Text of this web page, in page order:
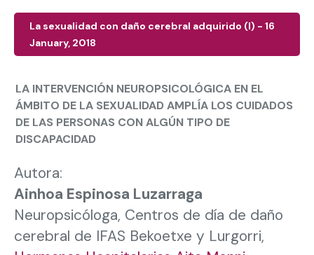
La sexualidad con daño cerebral adquirido (I) - 16
January, 2018
LA INTERVENCIÓN NEUROPSICOLÓGICA EN EL
ÁMBITO DE LA SEXUALIDAD AMPLÍA LOS CUIDADOS
DE LAS PERSONAS CON ALGÚN TIPO DE
DISCAPACIDAD
Autora:
Ainhoa Espinosa Luzarraga
Neuropsicóloga, Centros de día de daño
cerebral de IFAS Bekoetxe y Lurgorri,